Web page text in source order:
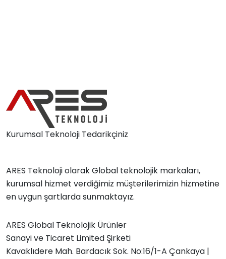
Kurumsal Teknoloji Tedarikçiniz
ARES Teknoloji olarak Global teknolojik markaları,
kurumsal hizmet verdiğimiz müşterilerimizin hizmetine
en uygun şartlarda sunmaktayız.
ARES Global Teknolojik Ürünler
Sanayi ve Ticaret Limited Şirketi
Kavaklıdere Mah. Bardacık Sok. No:16/1-A Çankaya |